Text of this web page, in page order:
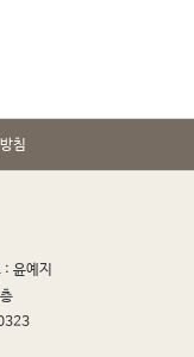
침
: 윤예지